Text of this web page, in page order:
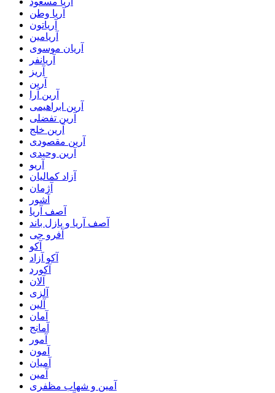
آریا وطن
آریاتون
آریامین
آریان موسوی
آریانفر
آریز
آرین
آرین آرا
آرین ابراهیمی
آرین تفضلی
آرین خلج
آرین مقصودی
آرین وحیدی
آریو
آزاد کمالیان
آژمان
آشور
آصف آریا
آصف آریا و پازل باند
آفرو جی
آکو
آکو آزاد
آکورد
آلان
آلزی
آلین
آمان
آمانج
آمور
آمون
آمیان
آمین
آمین و شهاب مظفری